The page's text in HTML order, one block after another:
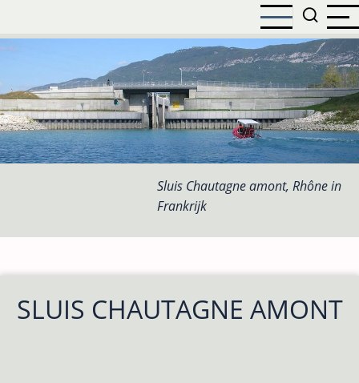
naar
inhoud
gaan
Sluis Chautagne amont, Rhône in
Frankrijk
SLUIS CHAUTAGNE AMONT